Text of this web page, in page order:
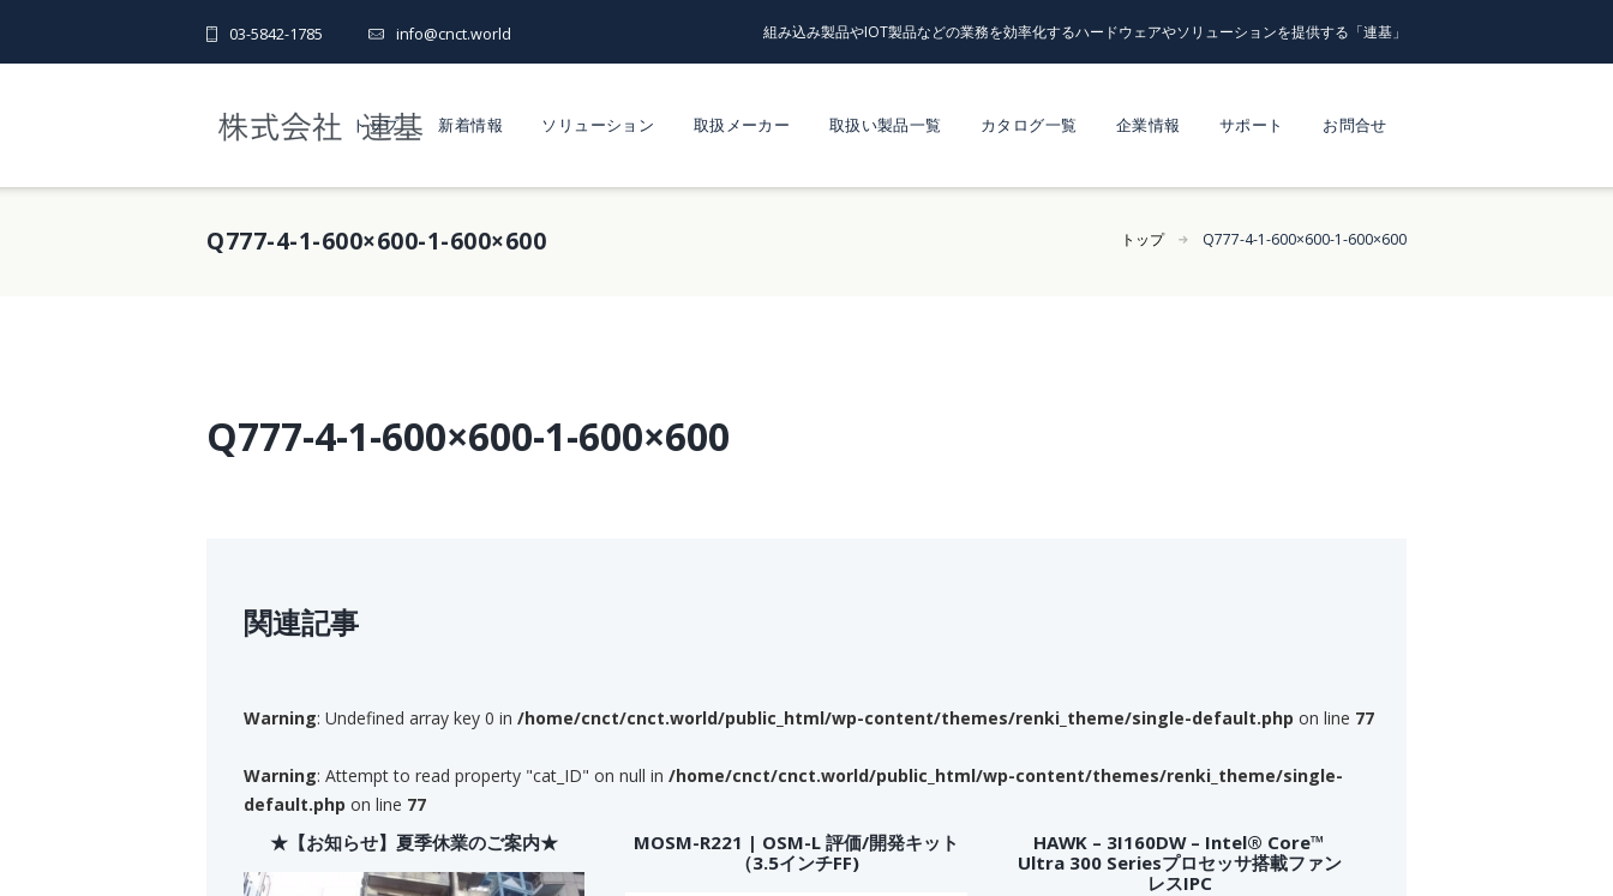
03-5842-1785 info@cnct.world 組み込み製品やIOT製品などの業務を効率化するハードウェアやソリューションを提供する「連基」
トップ 新着情報 ソリューション 取扱メーカー 取扱い製品一覧 カタログ一覧 企業情報 サポート お問合せ
Q777-4-1-600×600-1-600×600 トップ Q777-4-1-600×600-1-600×600
Q777-4-1-600×600-1-600×600
関連記事
Warning: Undefined array key 0 in /home/cnct/cnct.world/public_html/wp-content/themes/renki_theme/single-default.php on line 77
Warning: Attempt to read property "cat_ID" on null in /home/cnct/cnct.world/public_html/wp-content/themes/renki_theme/single-
default.php on line 77
★【お知らせ】夏季休業のご案内★
MOSM-R221 | OSM-L 評価/開発キット
（3.5インチFF)
HAWK – 3I160DW – Intel® Core™
Ultra 300 Seriesプロセッサ搭載ファン
レスIPC